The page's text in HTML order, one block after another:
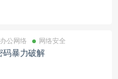
办公网络 网络安全
码暴力破解